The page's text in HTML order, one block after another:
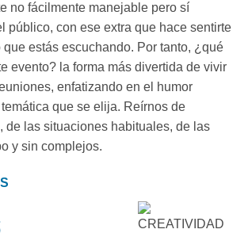
no fácilmente manejable pero sí
público, con ese extra que hace sentirte
estás escuchando. Por tanto, ¿qué
evento? la forma más divertida de vivir
enfatizando en el humor
que se elija. Reírnos de
de las situaciones habituales, de las
y sin complejos.